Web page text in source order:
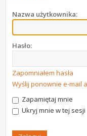
Nazwa użytkownika:
Hasło:
Zapomniałem hasła
Wyślij ponownie e-mail
Zapamiętaj mnie
Ukryj mnie w tej sesji